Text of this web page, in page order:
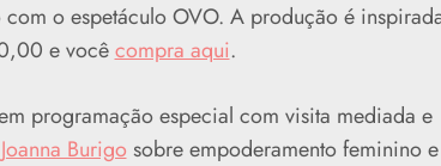
com o espetáculo OVO. A produção é
e vocêcompra aqui.
programação especial com visita mediada e
Joanna Burigo sobre empoderamento feminino